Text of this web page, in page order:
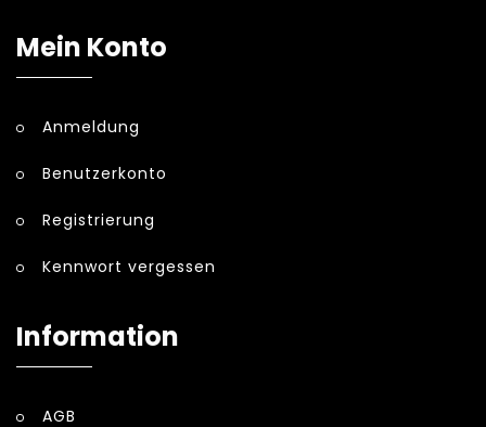
Mein Konto
Anmeldung
Benutzerkonto
Registrierung
Kennwort vergessen
Information
AGB